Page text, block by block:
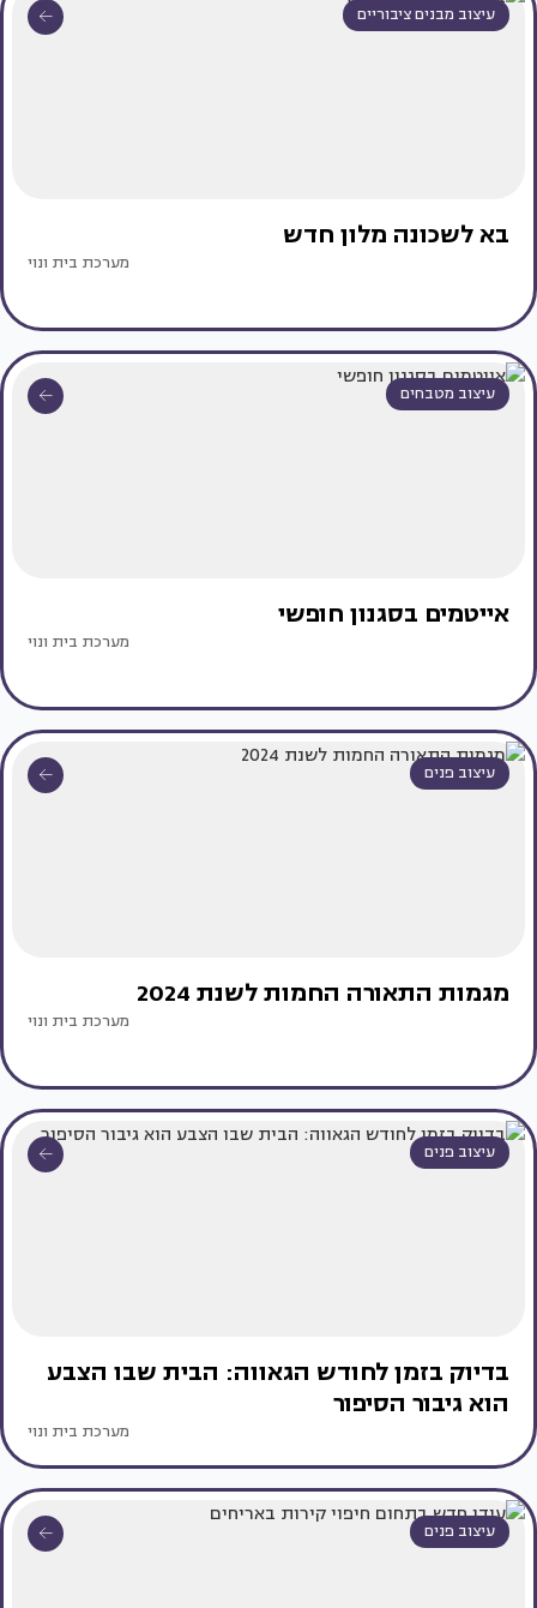
עיצוב מבנים ציבוריים
בא לשכונה מלון חדש
מערכת בית ונוי
עיצוב מטבחים
אייטמים בסגנון חופשי
מערכת בית ונוי
עיצוב פנים
מגמות התאורה החמות לשנת 2024
מערכת בית ונוי
עיצוב פנים
בדיוק בזמן לחודש הגאווה: הבית שבו הצבע
הוא גיבור הסיפור
מערכת בית ונוי
עיצוב פנים